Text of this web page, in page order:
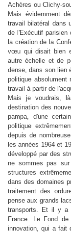
Achères ou Clichy-
Mais évidemment
travail bilatéral dans
de l'Exécutif parisien
la création de la
vœu qui disait bien
autre échelle et de
dense, dans son lien
politique
travail à partir de
Mais je voudrais,
destination des
pampa, d'une
politique
depuis de
les années 1964 et
développé par des
ne sommes pas
structures
dans des domaines
traitement des
pense aux grands
transports. Et il y a
France. Le Fond
innovation, qui a fait